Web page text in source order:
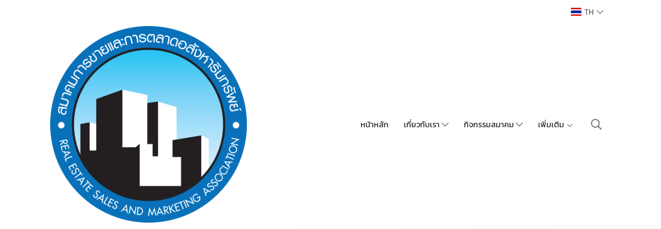
TH
หน้าหลัก เกี่ยวกับเรา กิจกรรมสมาคม เพิ่มเติม